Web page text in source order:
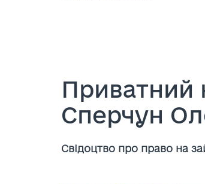
Приватний
Сперчун
Cвідоцтво про право на